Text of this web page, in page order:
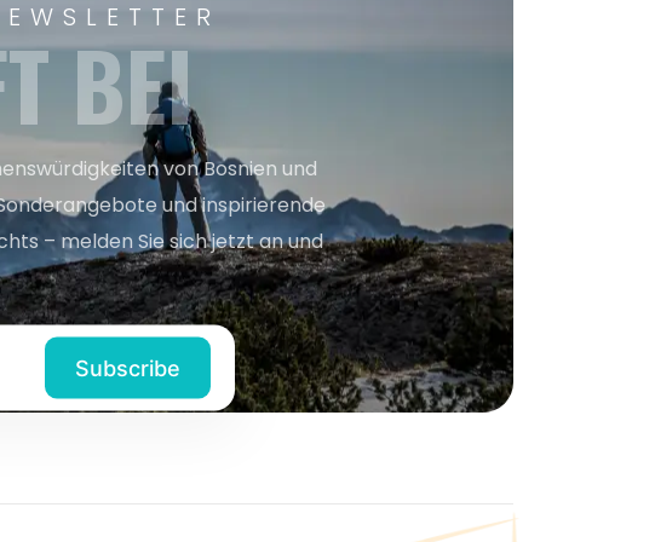
BEI
von Bosnien und
und inspirierende
– melden Sie sich jetzt an und